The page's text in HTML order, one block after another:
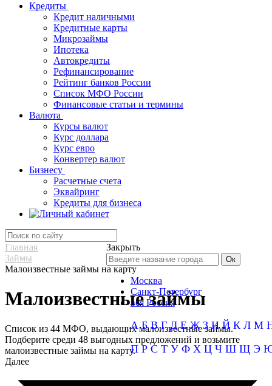
Кредиты
Кредит наличными
Кредитные карты
Микрозаймы
Ипотека
Автокредиты
Рефинансирование
Рейтинг банков России
Список МФО России
Финансовые статьи и термины
Валюта
Курсы валют
Курс доллара
Курс евро
Конвертер валют
Бизнесу
Расчетные счета
Эквайринг
Кредиты для бизнеса
Закрыть
Москва
Санкт-Петербург
вся Россия
А Б В Г Д Е Ж З И Й К Л М
П Р С Т У Ф Х Ц Ч Ш Щ Э
Главная
Займы
Малоизвестные займы на карту
Малоизвестные займы
Список из 44 МФО, выдающих малоизвестные займы.
Подберите среди 48 выгодных предложений и возьмите
малоизвестные займы на карту.
Далее